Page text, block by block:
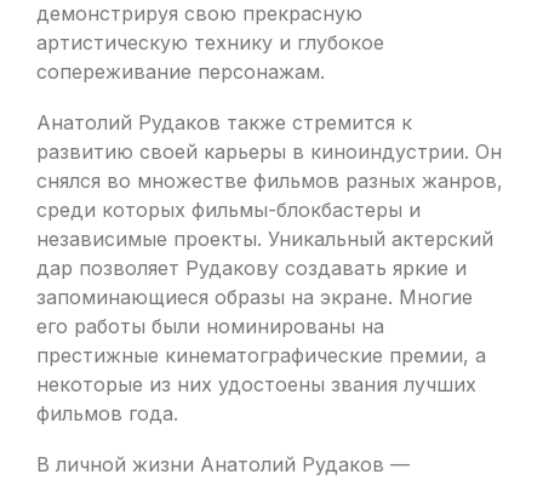
демонстрируя свою прекрасную
артистическую технику и глубокое
сопереживание персонажам.
Анатолий Рудаков также стремится к
развитию своей карьеры в киноиндустрии. Он
снялся во множестве фильмов разных жанров,
среди которых фильмы-блокбастеры и
независимые проекты. Уникальный актерский
дар позволяет Рудакову создавать яркие и
запоминающиеся образы на экране. Многие
его работы были номинированы на
престижные кинематографические премии, а
некоторые из них удостоены звания лучших
фильмов года.
В личной жизни Анатолий Рудаков —